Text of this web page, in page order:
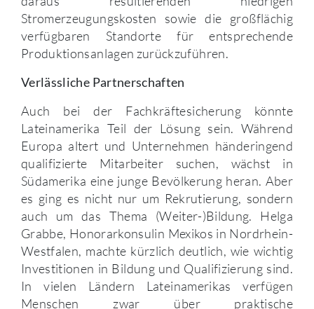
Stromerzeugungskosten sowie die großflächig
verfügbaren Standorte für entsprechende
Produktionsanlagen zurückzuführen.
Verlässliche Partnerschaften
Auch bei der Fachkräftesicherung könnte
Lateinamerika Teil der Lösung sein. Während
Europa altert und Unternehmen händeringend
qualifizierte Mitarbeiter suchen, wächst in
Südamerika eine junge Bevölkerung heran. Aber
es ging es nicht nur um Rekrutierung, sondern
auch um das Thema (Weiter-)Bildung. Helga
Grabbe, Honorarkonsulin Mexikos in Nordrhein-
Westfalen, machte kürzlich deutlich, wie wichtig
Investitionen in Bildung und Qualifizierung sind.
In vielen Ländern Lateinamerikas verfügen
Menschen zwar über praktische